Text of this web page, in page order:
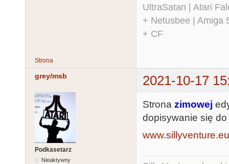
UltraSatan | Atari
+ Netusbee | Amiga
+ CF
Strona
grey/msb 2021-10-17
Podkasetarz
Nieaktywny
Strona zimowej
dopisywanie się do
www.sillyventure.eu